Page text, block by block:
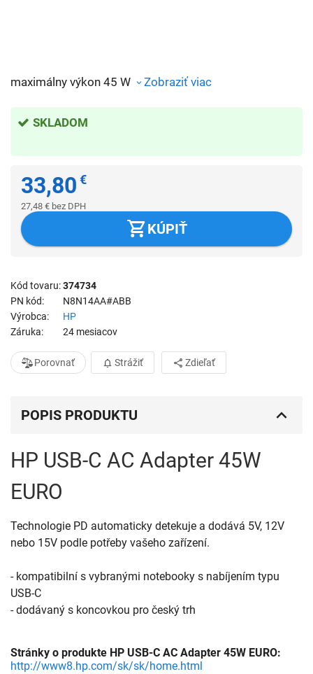
maximálny výkon 45 W Zobraziť viac
SKLADOM
33,80 €
27,48 € bez DPH
KÚPIŤ
Kód tovaru 374734
PN kód
N8N14AA#ABB
Výrobca
HP
Záruka
24 mesiacov
Porovnať Strážiť Zdieľať
POPIS PRODUKTU
HP USB-C AC Adapter 45W
EURO
Technologie PD automaticky detekuje a dodává 5V, 12V
nebo 15V podle potřeby vašeho zařízení.
- kompatibilní s vybranými notebooky s nabíjením typu
USB-C
- dodávaný s koncovkou pro český trh
Stránky o produkte HP USB-C AC Adapter 45W EURO:
http://www8.hp.com/sk/sk/home.html